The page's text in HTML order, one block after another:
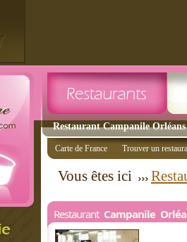
Restaurant Campanile
Carte de France Trouver un
Vous êtes ici
Restaurant Campanile